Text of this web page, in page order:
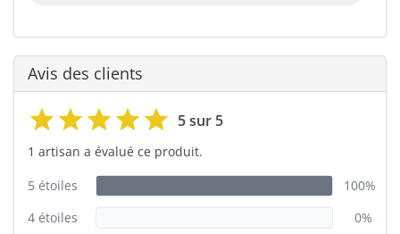
Avis des clients
5 sur 5
1 artisan a évalué ce produit.
5 étoiles
100%
4 étoiles
0%